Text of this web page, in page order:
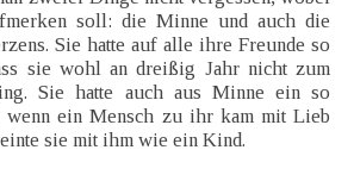
soll: die Minne und auch die
Sie hatte auf alle ihre Freunde so
sie wohl an dreißig Jahr nicht zum
Sie hatte auch aus Minne ein so
wenn ein Mensch zu ihr kam mit Lieb
sie mit ihm wie ein Kind.